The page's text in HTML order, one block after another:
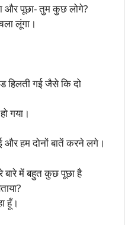
और पूछा- तुम कुछ लोगे?
लूंगा।
हिलती गई जैसे कि दो
गया।
और हम दोनों बातें करने लगे।
बारे में बहुत कुछ पूछा है
हूँ।